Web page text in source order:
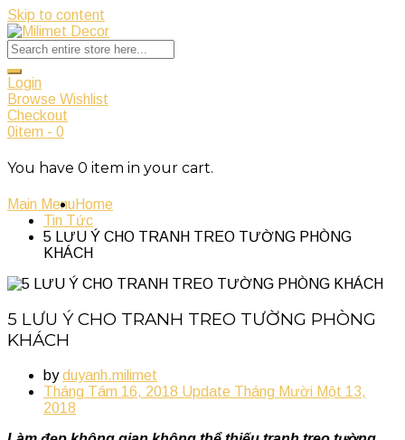
Skip to content
Login
Browse Wishlist
Checkout
0item - 0
You have 0 item in your cart.
Main Menu Home
Tin Tức
5 LƯU Ý CHO TRANH TREO TƯỜNG PHÒNG
KHÁCH
5 LƯU Ý CHO TRANH TREO TƯỜNG PHÒNG
KHÁCH
byduyanh.milimet
Tháng Tám 16, 2018 Update Tháng Mười Một 13,
2018